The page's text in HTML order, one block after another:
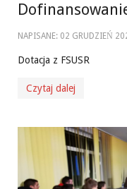
NAPISANE: 02 GRUDZIEŃ
Dotacja z FSUSR
Czytaj dalej